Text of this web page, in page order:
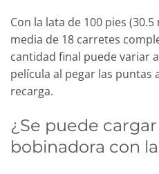
Con la lata de 100 pies
media de 18 carretes
cantidad final puede variar
película al pegar las puntas
recarga.
¿Se puede
bobinadora con